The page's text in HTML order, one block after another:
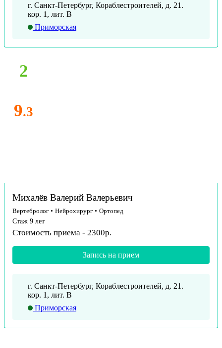
г. Санкт-Петербург, Кораблестроителей, д. 21.
кор. 1, лит. В
Приморская
2
9.3
Михалёв Валерий Валерьевич
Вертебролог • Нейрохирург • Ортопед
Стаж 9 лет
Стоимость приема - 2300р.
Запись на прием
г. Санкт-Петербург, Кораблестроителей, д. 21.
кор. 1, лит. В
Приморская